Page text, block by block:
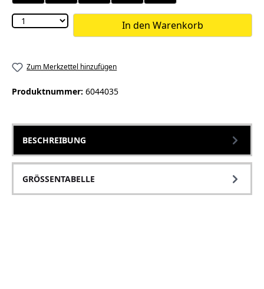
In den Warenkorb
Zum Merkzettel hinzufügen
Produktnummer: 6044035
BESCHREIBUNG
GRÖSSENTABELLE